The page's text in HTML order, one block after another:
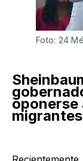
Foto: 24
oponerse
migrantes